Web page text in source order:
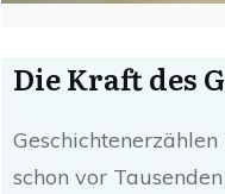
Die Kraft des
schon vor